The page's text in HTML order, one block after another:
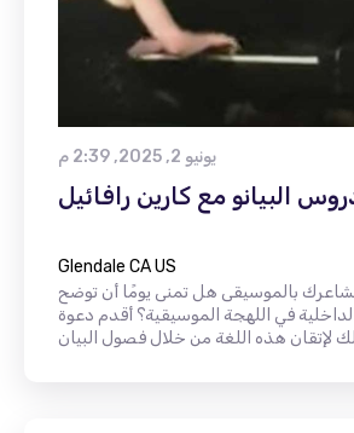
يونيو 2, 2025, 2:39 م
البيانو مع كارين رافائيل
Glendale CA US
بالموسيقى هل تمنى يومًا أن توضح
في اللهجة الموسيقية؟ أقدم دعوة